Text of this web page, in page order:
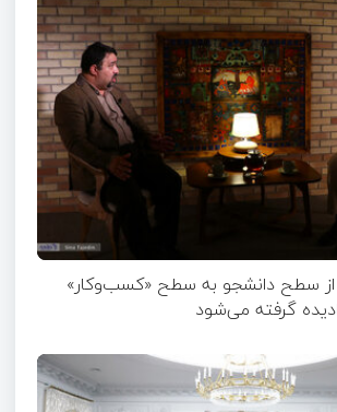
از سطح دانشجو به سطح «کسب‌وکار»
گرفته می‌شود